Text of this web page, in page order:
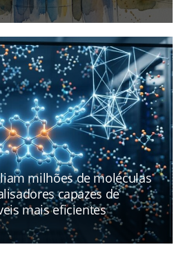
milhões de moléculas
capazes de
mais eficientes